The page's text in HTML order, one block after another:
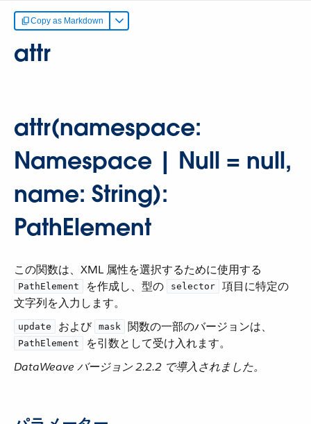
Copy as Markdown
attr
attr(namespace:
Namespace | Null = null,
name: String):
PathElement
この関数は、XML 属性を選択するために使用する ​
PathElement ​ を作成し、型の ​ selector
​ 項目に特定の
文字列を入力します。
update ​ および ​ mask ​ 関数の一部のバージョンは、​
PathElement
​ を引数として受け入れます。
DataWeave バージョン 2.2.2 で導入されました。